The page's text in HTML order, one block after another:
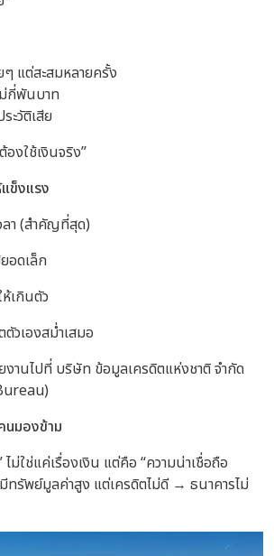
แต่สะสมหลายครั้ง
กี่พันบาท
ะวัติเสีย
งใช้เงินจริง”
ข็งแรง
ลา (สำคัญที่สุด)
อดเล็ก
เกินตัว
ตัวเองสม่ำเสมอ
งานไปที่ บริษัท ข้อมูลเครดิตแห่งชาติ จำกัด
มองข้าม
ไม่ใช่แค่เรื่องเงิน แต่คือ “ความน่าเชื่อถือ
มีทรัพย์มูลค่าสูง แต่เครดิตไม่ดี → ธนาคารไม่